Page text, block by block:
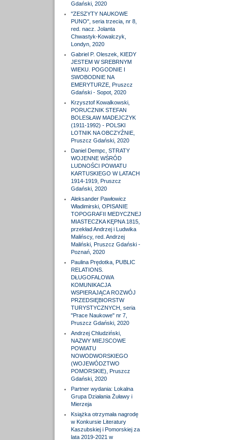
Gdański, 2020
"ZESZYTY NAUKOWE
PUNO", seria trzecia, nr 8,
red. nacz. Jolanta
Chwastyk-Kowalczyk,
Londyn, 2020
Gabriel P. Oleszek, KIEDY
JESTEM W SREBRNYM
WIEKU. POGODNIE I
SWOBODNIE NA
EMERYTURZE, Pruszcz
Gdański - Sopot, 2020
Krzysztof Kowalkowski,
PORUCZNIK STEFAN
BOLESŁAW MADEJCZYK
(1911-1992) - POLSKI
LOTNIK NA OBCZYŹNIE,
Pruszcz Gdański, 2020
Daniel Dempc, STRATY
WOJENNE WŚRÓD
LUDNOŚCI POWIATU
KARTUSKIEGO W LATACH
1914-1919, Pruszcz
Gdański, 2020
Aleksander Pawłowicz
Władimirski, OPISANIE
TOPOGRAFII MEDYCZNEJ
MIASTECZKA KĘPNA 1815,
przekład Andrzej i Ludwika
Malińscy, red. Andrzej
Maliński, Pruszcz Gdański -
Poznań, 2020
Paulina Prędotka, PUBLIC
RELATIONS.
DŁUGOFALOWA
KOMUNIKACJA
WSPIERAJĄCA ROZWÓJ
PRZEDSIĘBIORSTW
TURYSTYCZNYCH, seria
"Prace Naukowe" nr 7,
Pruszcz Gdański, 2020
Andrzej Chludziński,
NAZWY MIEJSCOWE
POWIATU
NOWODWORSKIEGO
(WOJEWÓDZTWO
POMORSKIE), Pruszcz
Gdański, 2020
Partner wydania: Lokalna
Grupa Działania Żuławy i
Mierzeja
Książka otrzymała nagrodę
w Konkursie Literatury
Kaszubskiej i Pomorskiej za
lata 2019-2021 w